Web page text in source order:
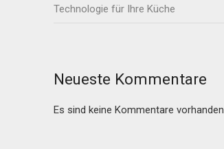
Technologie für Ihre Küche
Neueste Kommentare
Es sind keine Kommentare vorhanden.